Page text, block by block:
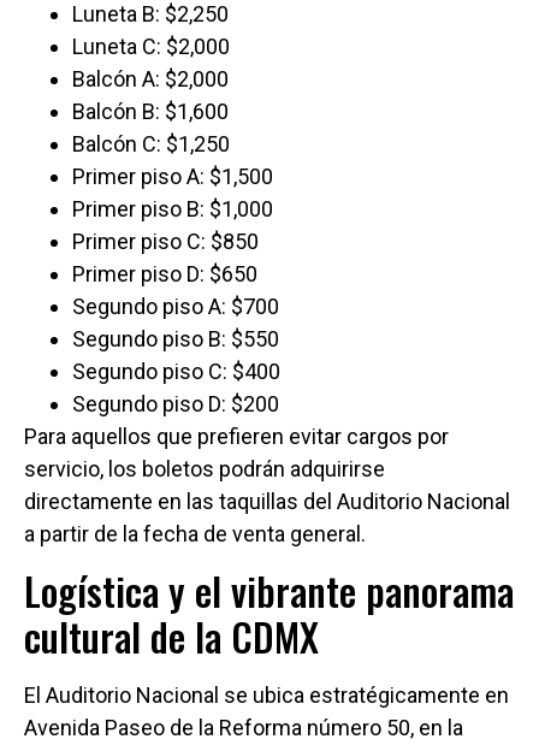
Luneta B: $2,250
Luneta C: $2,000
Balcón A: $2,000
Balcón B: $1,600
Balcón C: $1,250
Primer piso A: $1,500
Primer piso B: $1,000
Primer piso C: $850
Primer piso D: $650
Segundo piso A: $700
Segundo piso B: $550
Segundo piso C: $400
Segundo piso D: $200
Para aquellos que prefieren evitar cargos por
servicio, los boletos podrán adquirirse
directamente en las taquillas del Auditorio Nacional
a partir de la fecha de venta general.
Logística y el vibrante panorama
cultural de la CDMX
El Auditorio Nacional se ubica estratégicamente en
Avenida Paseo de la Reforma número 50, en la